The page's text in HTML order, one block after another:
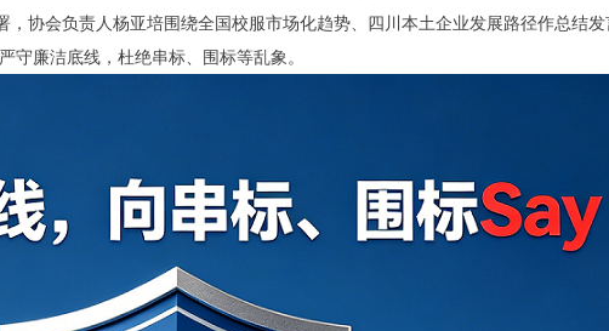
协会负责人杨亚培围绕全国校服市场化趋势、四川本土企业发展路径作总结
廉洁底线，杜绝串标、围标等乱象。